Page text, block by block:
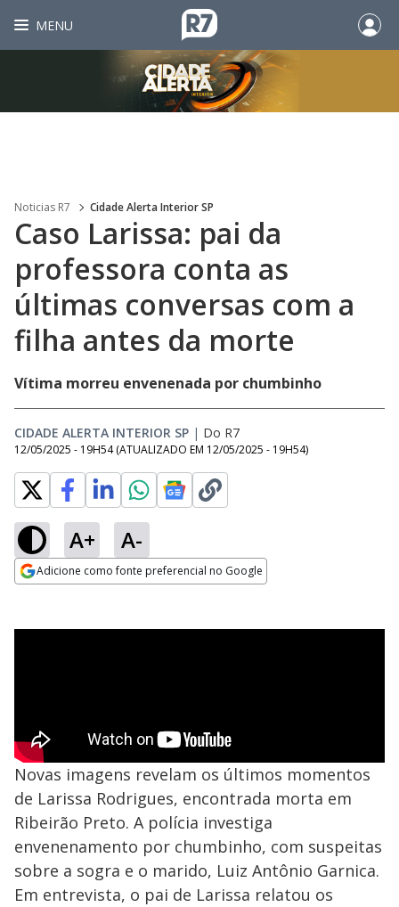
MENU
Noticias R7 Cidade Alerta Interior SP
Caso Larissa: pai da
professora conta as
últimas conversas com a
filha antes da morte
Vítima morreu envenenada por chumbinho
CIDADE ALERTA INTERIOR SP | Do R7
12/05/2025 - 19H54 (ATUALIZADO EM 12/05/2025 - 19H54)
A+ A-
Adicione como fonte preferencial no Google
Novas imagens revelam os últimos momentos
de Larissa Rodrigues, encontrada morta em
Ribeirão Preto. A polícia investiga
envenenamento por chumbinho, com suspeitas
sobre a sogra e o marido, Luiz Antônio Garnica.
Em entrevista, o pai de Larissa relatou os